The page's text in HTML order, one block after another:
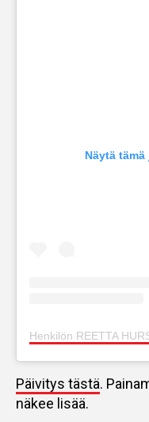
Näytä
Päivitys tästä.
näkee lisää.